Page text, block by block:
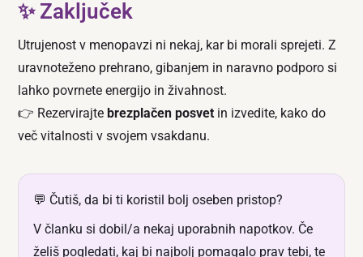
✨ Zaključek
Utrujenost v menopavzi ni nekaj, kar bi morali sprejeti. Z
uravnoteženo prehrano, gibanjem in naravno podporo si
lahko povrnete energijo in živahnost.
👉 Rezervirajtebrezplačen posvet in izvedite, kako do
več vitalnosti v svojem vsakdanu.
💬 Čutiš, da bi ti koristil bolj oseben pristop?
V članku si dobil/a nekaj uporabnih napotkov. Če
želiš pogledati, kaj bi najbolj pomagalo prav tebi, te